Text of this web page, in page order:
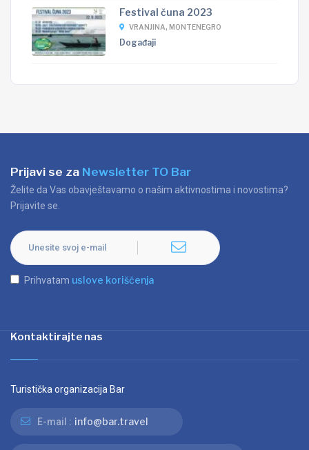
Festival čuna 2023
VRANJINA, MONTENEGRO
Događaji
Prijavi se za Newsletter TO Bar
Želite da Vas obavještavamo o našim aktivnostima i novostima?
Prijavite se.
Prihvatam uslove korišćenja
Kontaktirajte nas
Turistička organizacija Bar
E-mail : info@bar.travel